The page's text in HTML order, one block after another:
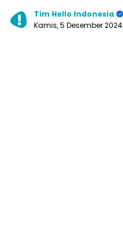
Tim Hello Indonesia
Kamis, 5 Desember 2024